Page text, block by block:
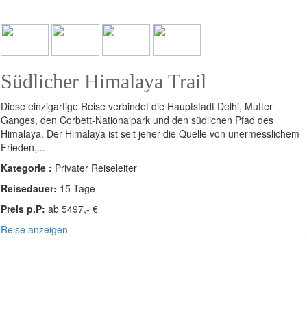
Südlicher Himalaya Trail
Diese einzigartige Reise verbindet die Hauptstadt Delhi, Mutter
Ganges, den Corbett-Nationalpark und den südlichen Pfad des
Himalaya. Der Himalaya ist seit jeher die Quelle von unermesslichem
Frieden,...
Kategorie : Privater Reiseleiter
Reisedauer: 15 Tage
Preis p.P: ab 5497,- €
Reise anzeigen